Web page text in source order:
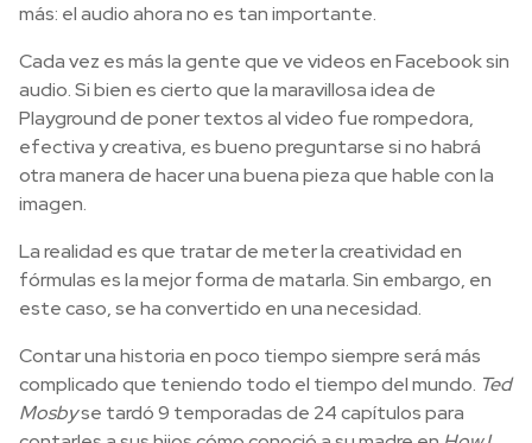
más: el audio ahora no es tan importante.
Cada vez es más la gente que ve videos en Facebook sin
audio. Si bien es cierto que la maravillosa idea de
Playground de poner textos al video fue rompedora,
efectiva y creativa, es bueno preguntarse si no habrá
otra manera de hacer una buena pieza que hable con la
imagen.
La realidad es que tratar de meter la creatividad en
fórmulas es la mejor forma de matarla. Sin embargo, en
este caso, se ha convertido en una necesidad.
Contar una historia en poco tiempo siempre será más
complicado que teniendo todo el tiempo del mundo. Ted
Mosbyse tardó 9 temporadas de 24 capítulos para